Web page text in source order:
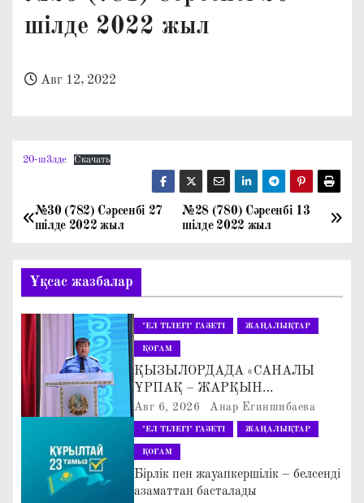
шілде 2022 жыл
Авг 12, 2022
20-ш3лде Скачать
Н
в
и
г
а
ц
№28 (780) Сәрсенбі 13
шілде 2022 жыл
№30 (782) Сәрсенбі 27
шілде 2022 жыл
Ұқсас жазбалар
"ЕЛ ТІЛЕГІ" ГАЗЕТІ ЖАҢАЛЫҚТАР
ҚОҒАМ
ҚЫЗЫЛОРДАДА «САНАЛЫ
ҰРПАҚ – ЖАРҚЫН
БОЛАШАҚ» АТТЫ
КЕҢЕЙТІЛГЕН МӘЖІЛІС ӨТТІ
Авг 6, 2026 Анар Егиншибаева
"ЕЛ ТІЛЕГІ" ГАЗЕТІ ЖАҢАЛЫҚТАР
ҚОҒАМ
Бірлік пен жауапкершілік – белсенді
азаматтан басталады